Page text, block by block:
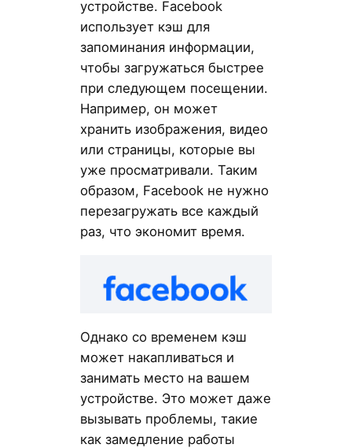
устройстве. Facebook
использует кэш для
запоминания информации,
чтобы загружаться быстрее
при следующем посещении.
Например, он может
хранить изображения, видео
или страницы, которые вы
уже просматривали. Таким
образом, Facebook не нужно
перезагружать все каждый
раз, что экономит время.
Однако со временем кэш
может накапливаться и
занимать место на вашем
устройстве. Это может даже
вызывать проблемы, такие
как замедление работы